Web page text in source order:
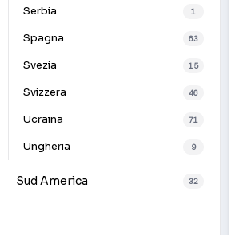
Serbia 1
Spagna 63
Svezia 15
Svizzera 46
Ucraina 71
Ungheria 9
Sud America 32